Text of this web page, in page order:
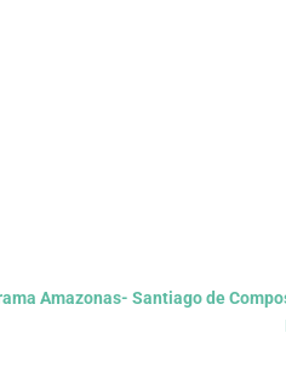
Amazonas- Santiago de